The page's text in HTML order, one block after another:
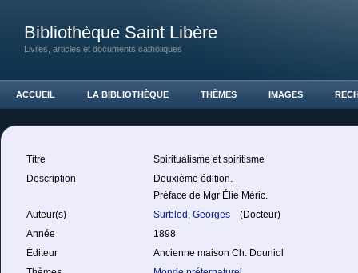
Bibliothèque Saint Libère
Livres, articles et documents catholiques
ACCUEIL LA BIBLIOTHÈQUE THÈMES IMAGES
Titre
Spiritualisme et spiritisme
Description
Deuxième édition.
Préface de Mgr Élie Méric.
Auteur(s)
Surbled, Georges
(Docteur)
Année
1898
Éditeur
Ancienne maison Ch. Douniol